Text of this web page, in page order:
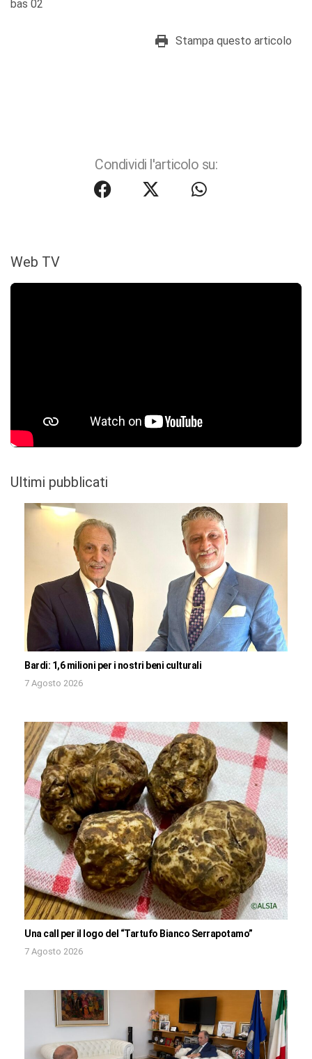
bas 02
Stampa questo articolo
Condividi l'articolo su:
Web TV
Ultimi pubblicati
Bardi: 1,6 milioni per i nostri beni culturali
7 Agosto 2026
Una call per il logo del “Tartufo Bianco Serrapotamo”
7 Agosto 2026